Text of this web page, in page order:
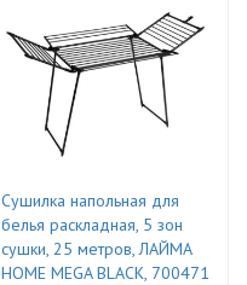
Сушилка напольная для
белья раскладная, 5 зон
сушки, 25 метров, ЛАЙМА
HOME MEGA BLACK, 700471